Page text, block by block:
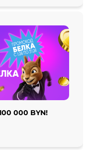
000 BYN!